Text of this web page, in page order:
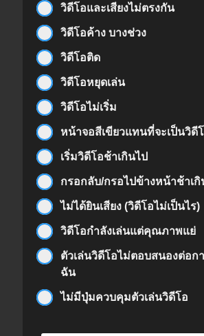
วิดีโอและเสียงไม่ตรงกัน
วิดีโอค้าง บางช่วง
วิดีโอติด
วิดีโอหยุดเล่น
วิดีโอไม่เริ่ม
หน้าจอสีเขียวแทนที่จะเป็นวิดี
เริ่มวิดีโอช้าเกินไป
กรอกลับ/กรอไปข้างหน้าช้าเกิ
ไม่ได้ยินเสียง (วิดีโอไม่เป็นไร)
วิดีโอกำลังเล่นแต่คุณภาพแย่
ตัวเล่นวิดีโอไม่ตอบสนองต่อก
ฉัน
ไม่มีปุ่มควบคุมตัวเล่นวิดีโอ